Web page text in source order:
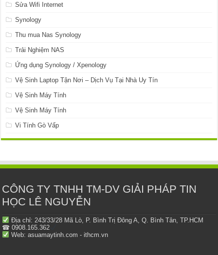
Sửa Wifi Internet
Synology
Thu mua Nas Synology
Trải Nghiệm NAS
Ứng dụng Synology / Xpenology
Vệ Sinh Laptop Tận Nơi – Dịch Vụ Tại Nhà Uy Tín
Vệ Sinh Máy Tính
Vệ Sinh Máy Tính
Vi Tính Gò Vấp
CÔNG TY TNHH TM-DV GIẢI PHÁP TIN
HỌC LÊ NGUYỄN
Địa chỉ: 243/33/28 Mã Lò, P. Bình Trị Đông A, Q. Bình Tân, TP.HCM
☎ 0908.165.362
Web: asuamaytinh.com - ithcm.vn